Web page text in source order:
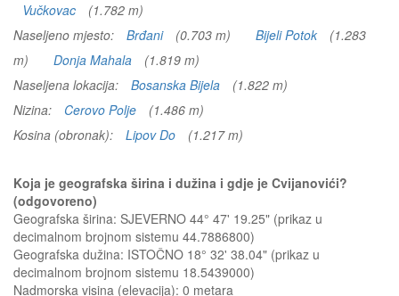
Vučkovac
(1.782 m)
Naseljeno mjesto:
Brđani (0.703 m) Bijeli Potok
(1.283
m)
Donja Mahala
(1.819 m)
Naseljena lokacija:
Bosanska Bijela
(1.822 m)
Nizina:
Cerovo Polje
(1.486 m)
Kosina (obronak):
Lipov Do (1.217 m)
Koja je geografska širina i dužina i gdje je Cvijanovići?
(odgovoreno)
Geografska širina: SJEVERNO 44° 47' 19.25" (prikaz u
decimalnom brojnom sistemu 44.7886800)
Geografska dužina: ISTOČNO 18° 32' 38.04" (prikaz u
decimalnom brojnom sistemu 18.5439000)
Nadmorska visina (elevacija): 0 metara